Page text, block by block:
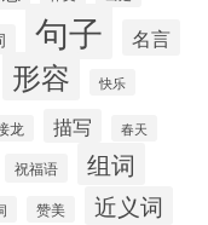
句子 名言
形容 快乐
龙 描写 春天
祝福语 组词
赞美 近义词